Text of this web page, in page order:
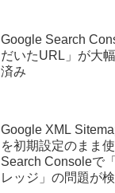
Google Search
だいたURL」が大
済み
Google XML
を初期設定のまま
Search Consoleで
レッジ」の問題が